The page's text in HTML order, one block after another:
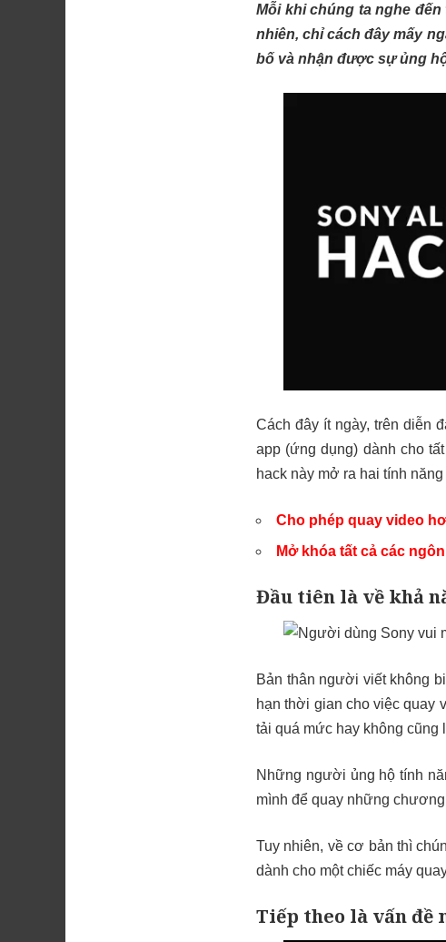
Mỗi khi chúng ta nghe
nhiên, chỉ cách đây mấy
bố và nhận được sự ủng
Cách đây ít ngày, trên diễn
app (ứng dụng) dành cho
hack này mở ra hai tính
Cho phép quay video
Mở khóa tất cả các
Đầu tiên là về khả
Bản thân người viết không
hạn thời gian cho việc quay
tải quá mức hay không cũng
Những người ủng hộ tính
mình để quay những
Tuy nhiên, về cơ bản thì
dành cho một chiếc máy
Tiếp theo là vấn đề